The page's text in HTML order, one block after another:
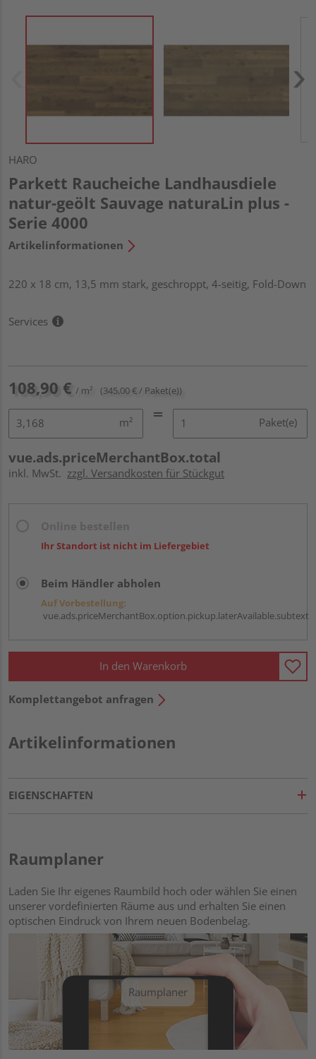
HARO
Parkett Raucheiche Landhausdiele
natur-geölt Sauvage naturaLin plus -
Serie 4000
Artikelinformationen
220 x 18 cm, 13,5 mm stark, geschroppt, 4-seitig, Fold-Down
Services
108,90 € / m² (345,00 € / Paket(e))
m² Paket(e)
vue.ads.priceMerchantBox.total
inkl. MwSt. zzgl. Versandkosten für Stückgut
Ihr Standort ist nicht im Liefergebiet
Beim Händler abholen
Auf Vorbestellung:
vue.ads.priceMerchantBox.option.pickup.laterAvailable.subtext
In den Warenkorb
Komplettangebot anfragen
Artikelinformationen
EIGENSCHAFTEN
Raumplaner
Laden Sie Ihr eigenes Raumbild hoch oder wählen Sie einen
unserer vordefinierten Räume aus und erhalten Sie einen
optischen Eindruck von Ihrem neuen Bodenbelag.
Raumplaner